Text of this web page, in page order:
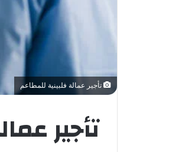
تأجير عمالة فلبينية للمطاعم
تأجير